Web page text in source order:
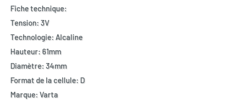
Fiche technique:
Tension: 3V
Technologie: Alcaline
Hauteur: 61mm
Diamètre: 34mm
Format de la cellule: D
Marque: Varta